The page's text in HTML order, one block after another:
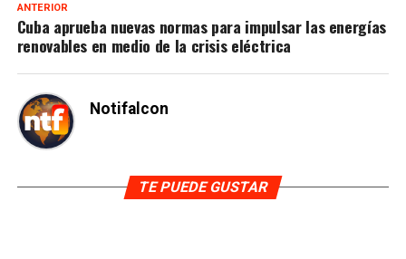
ANTERIOR
Cuba aprueba nuevas normas para impulsar las energías
renovables en medio de la crisis eléctrica
Notifalcon
TE PUEDE GUSTAR